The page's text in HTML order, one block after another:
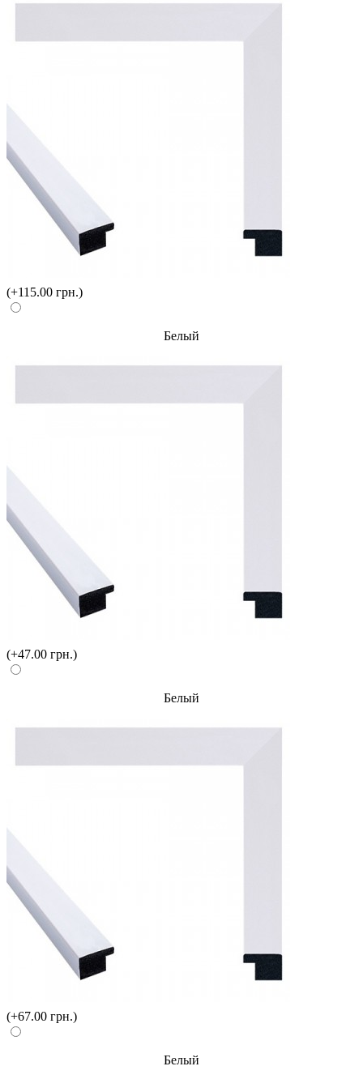
(+115.00 грн.)
Белый
(+47.00 грн.)
Белый
(+67.00 грн.)
Белый